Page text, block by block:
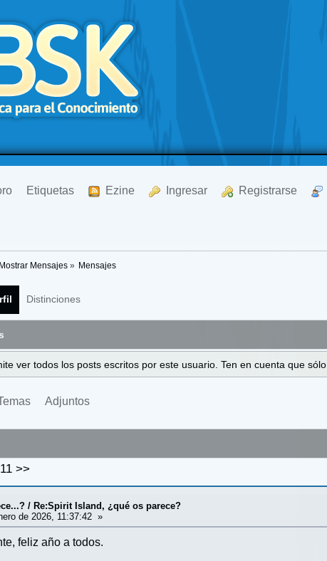
Etiquetas Ezine Ingresar Registrarse
Mostrar Mensajes» Mensajes
Distinciones
ver todos los posts escritos por este usuario. Ten en cuenta que
Adjuntos
11 >>
/ Re:Spirit Island, ¿qué os parece?
de 2026, 11:37:42 »
feliz año a todos.